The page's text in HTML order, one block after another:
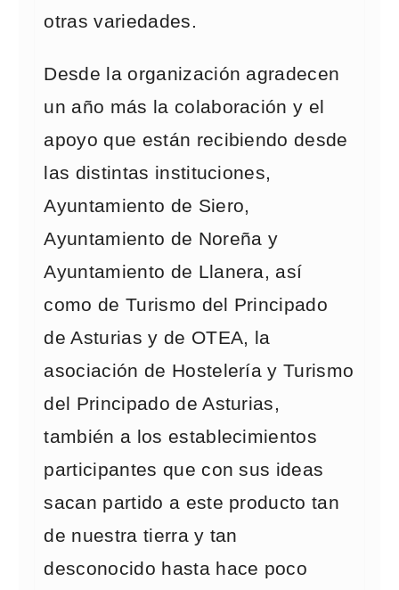
otras variedades.
Desde la organización agradecen
un año más la colaboración y el
apoyo que están recibiendo desde
las distintas instituciones,
Ayuntamiento de Siero,
Ayuntamiento de Noreña y
Ayuntamiento de Llanera, así
como de Turismo del Principado
de Asturias y de OTEA, la
asociación de Hostelería y Turismo
del Principado de Asturias,
también a los establecimientos
participantes que con sus ideas
sacan partido a este producto tan
de nuestra tierra y tan
desconocido hasta hace poco